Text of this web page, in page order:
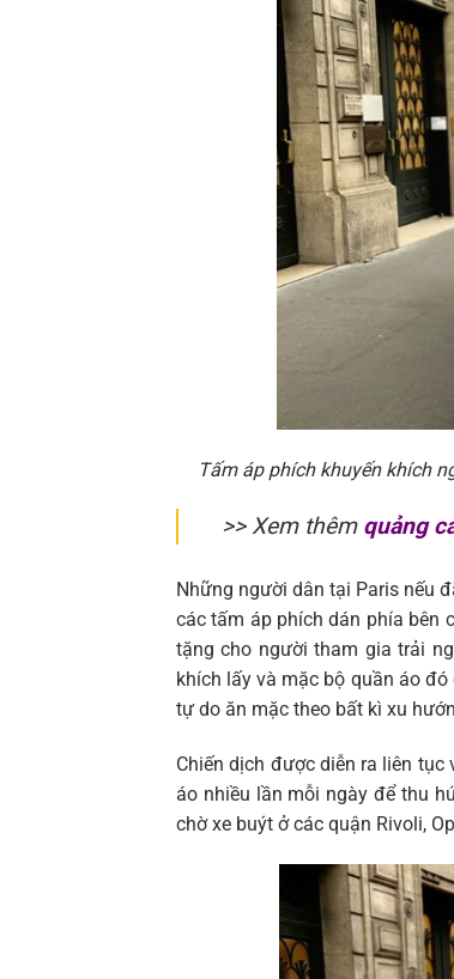
Tấm áp phích khuyến khích
>> Xem thêm quảng
Những người dân tại Paris nếu
các tấm áp phích dán phía bên
tặng cho người tham gia trải
khích lấy và mặc bộ quần áo
tự do ăn mặc theo bất kì xu
Chiến dịch được diễn ra liên
áo nhiều lần mỗi ngày để thu
chờ xe buýt ở các quận Rivoli,